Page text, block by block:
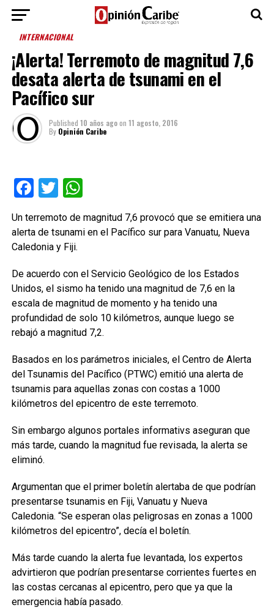
INTERNACIONAL
¡Alerta! Terremoto de magnitud 7,6
desata alerta de tsunami en el
Pacífico sur
Published 10 años agoon 11 agosto, 2016
By Opinión Caribe
Facebook
TwitterWhatsApp
Un terremoto de magnitud 7,6 provocó que se emitiera una
alerta de tsunami en el Pacífico sur para Vanuatu, Nueva
Caledonia y Fiji.
De acuerdo con el Servicio Geológico de los Estados
Unidos, el sismo ha tenido una magnitud de 7,6 en la
escala de magnitud de momento y ha tenido una
profundidad de solo 10 kilómetros, aunque luego se
rebajó a magnitud 7,2.
Basados en los parámetros iniciales, el Centro de Alerta
del Tsunamis del Pacífico (PTWC) emitió una alerta de
tsunamis para aquellas zonas con costas a 1000
kilómetros del epicentro de este terremoto.
Sin embargo algunos portales informativs aseguran que
más tarde, cuando la magnitud fue revisada, la alerta se
eliminó.
Argumentan que el primer boletín alertaba de que podrían
presentarse tsunamis en Fiji, Vanuatu y Nueva
Caledonia. “Se esperan olas peligrosas en zonas a 1000
kilómetros del epicentro”, decía el boletín.
Más tarde cuando la alerta fue levantada, los expertos
advirtieron que podrían presentarse corrientes fuertes en
las costas cercanas al epicentro, pero que ya que la
emergencia había pasado.